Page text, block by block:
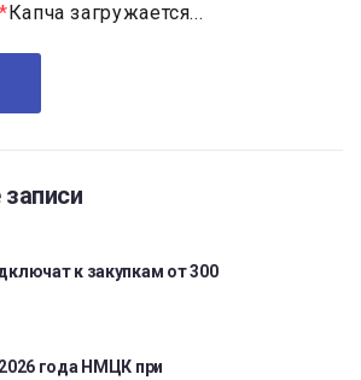
* Капча загружается...
к закупкам от 300
года НМЦК при